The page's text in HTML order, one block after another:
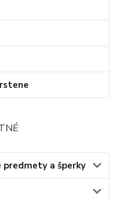
predmety a šperky